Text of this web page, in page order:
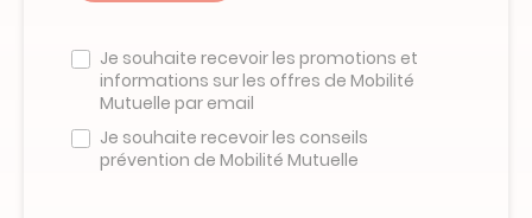
pas
remplir
champ
Je souhaite recevoir les promotions et
informations sur les offres de Mobilité
Mutuelle par email
Je souhaite recevoir les conseils
prévention de Mobilité Mutuelle